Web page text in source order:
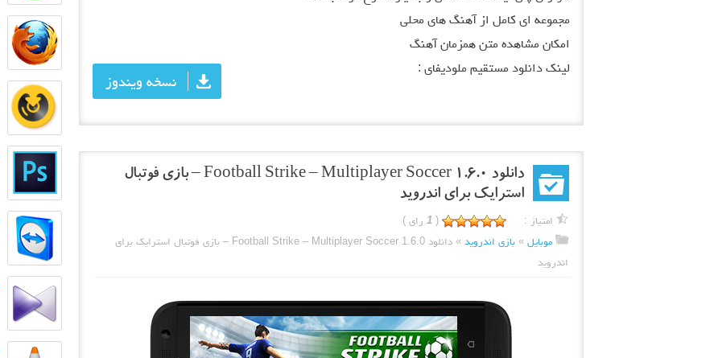
مجموعه ای کامل از آهنگ های محلی
امکان مشاهده متن همزمان آهنگ
لینک دانلود مستقیم ملودیفای :
نسخه ویندوز
دانلود Football Strike – Multiplayer Soccer 1.6.0 – بازی فوتبال
استرایک برای اندروید
امتیاز : (
1 رای )
موبایل » بازی اندروید »
دانلود Football Strike – Multiplayer Soccer 1.6.0 – بازی فوتبال استرایک برای
اندروید